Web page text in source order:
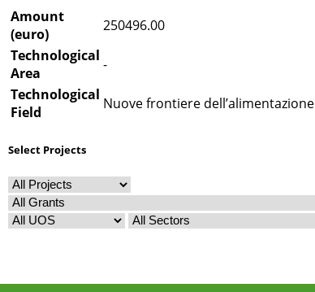
Amount
(euro)
250496.00
Technological
Area
-
Technological
Field
Nuove frontiere dell’alimentazione
Select Projects